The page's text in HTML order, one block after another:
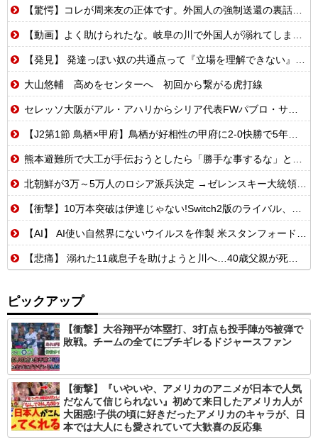
【驚愕】コレが周来友の正体です。外国人の強制送還の裏話を聞いて鳥肌が立ちました…
【動画】よく助けられたな。岐阜の川で外国人が溺れてしまう事故。
【発見】 発達っぽい奴の共通点って『立場を理解できない』だよな
大山悠輔 高めをセンターへ 初回から繋がる虎打線
セレッソ大阪がアル・アハリからシリア代表FWパブロ・サバックを獲得へ 2025年のKリーグ得点王
【J2第1節 鳥栖×甲府】鳥栖が好相性の甲府に2-0快勝で5年ぶり開幕白星！田中雄大は古巣に恩返しPK弾
熊本避難所で大工が手伝おうとしたら「勝手な事するな」と行政側に止められた！との証言、内容があまりに胡散臭すぎた結果……
北朝鮮が3万～5万人のロシア派兵決定 →ゼレンスキー大統領「韓国が我々に協力すべき」
【衝撃】10万本突破は伊達じゃない!Switch2版のライバル、まさかのSwitch版だったw
【AI】 AI使い自然界にないウイルスを作製 米スタンフォード大学が成果発表
【悲痛】 溺れた11歳息子を助けようと川へ…40歳父親が死亡 息子は母親が救助 愛知
ピックアップ
【衝撃】大谷翔平が本塁打、3打点も投手陣が5被弾で
敗戦。チームの全てにブチギレるドジャースファン
【衝撃】『いやいや、アメリカのアニメが日本で人気
だなんて信じられない』初めて来日したアメリカ人が
大困惑!子供の頃に好きだったアメリカのキャラが、日
本では大人にも愛されていて大歓喜の反応集